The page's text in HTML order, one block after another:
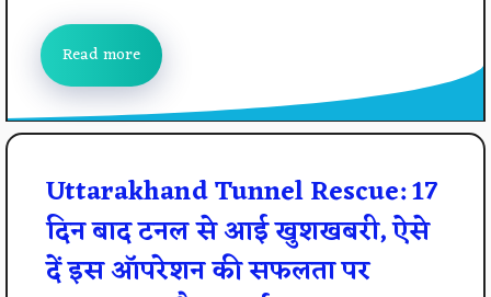
Read more
Uttarakhand Tunnel Rescue: 17
दिन बाद टनल से आई खुशखबरी, ऐसे
दें इस ऑपरेशन की सफलता पर